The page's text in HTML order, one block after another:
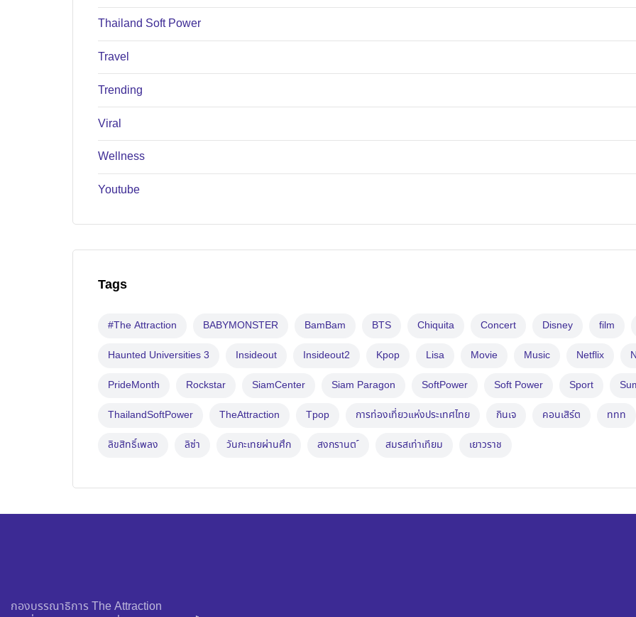
Thailand Soft Power
Travel
Trending
Viral
Wellness
Youtube
Tags
#The Attraction BABYMONSTER BamBam BTS Chiquita Concert Disney film
Haunted Universities 3 Insideout Insideout2 Kpop Lisa Movie Music Netflix
PrideMonth Rockstar SiamCenter Siam Paragon SoftPower Soft Power Sport
ThailandSoftPower TheAttraction Tpop การท่องเที่ยวแห่งประเทศไทย กินเจ คอนเสิร์ต ททท
ลิขสิทธิ์เพลง ลิซ่า วันกะเทยผ่านศึก สงกรานต ์ สมรสเท่าเทียม เยาวราช
กองบรรณาธิการ The Attraction